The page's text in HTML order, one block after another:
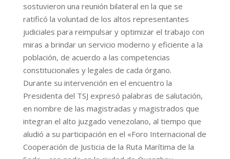
sostuvieron una reunión bilateral en la que se
ratificó la voluntad de los altos representantes
judiciales para reimpulsar y optimizar el trabajo con
miras a brindar un servicio moderno y eficiente a la
población, de acuerdo a las competencias
constitucionales y legales de cada órgano.
Durante su intervención en el encuentro la
Presidenta del TSJ expresó palabras de salutación,
en nombre de las magistradas y magistrados que
integran el alto juzgado venezolano, al tiempo que
aludió a su participación en el «Foro Internacional de
Cooperación de Justicia de la Ruta Marítima de la